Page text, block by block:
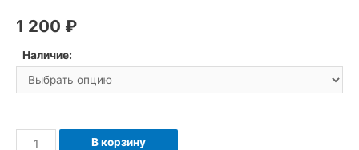
1 200 ₽
Наличие:
Количество
В корзину